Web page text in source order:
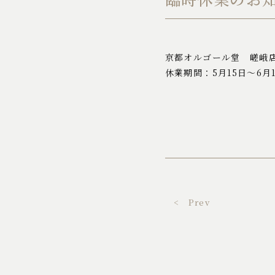
京都オルゴール堂 嵯峨
休業期間：5月15日～6月
< Prev